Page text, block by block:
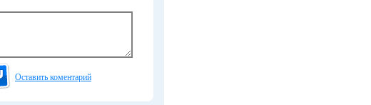
Оставить коментарий